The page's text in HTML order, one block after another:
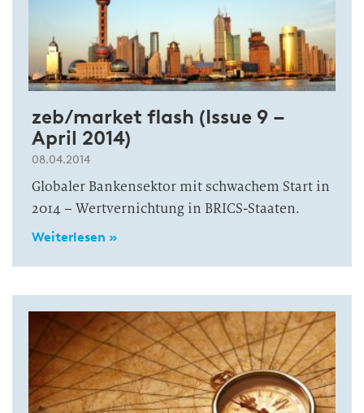
zeb/market flash (Issue 9 –
April 2014)
08.04.2014
Globaler Bankensektor mit schwachem Start in
2014 – Wertvernichtung in BRICS-Staaten.
Weiterlesen »